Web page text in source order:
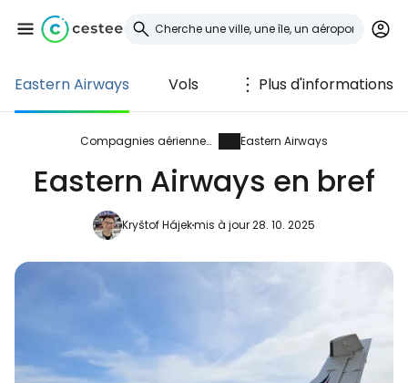
Eastern Airways Vols Plus d'informations
Compagnies aériennes Eastern Airways
Eastern Airways en bref
Kryštof Hájekmis à jour 28. 10. 2025
Se connecter à
Cestee
... la communauté mondiale des voyageurs